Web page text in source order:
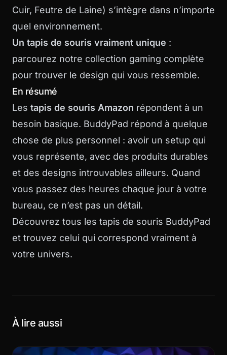
Cuir, Feutre de Laine) s’intègre dans n’importe
quel environnement.
Un tapis de souris vraiment unique :
parcourez notre collection gaming complète
pour trouver le design qui vous ressemble.
En résumé
Les tapis de souris Amazon répondent à un
besoin basique. BuddyPad répond à quelque
chose de plus personnel : avoir un setup qui
vous représente, avec des produits durables
et des designs introuvables ailleurs. Quand
vous passez des heures chaque jour à votre
bureau, ce n’est pas un détail.
Découvrez tous les tapis de souris BuddyPad
et trouvez celui qui correspond vraiment à
votre univers.
À lire aussi